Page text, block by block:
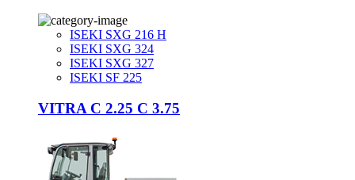
ISEKI SXG 216 H
ISEKI SXG 324
ISEKI SXG 327
ISEKI SF 225
VITRA C 2.25 C 3.75